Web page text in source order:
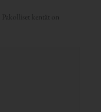
Pakolliset kentät on